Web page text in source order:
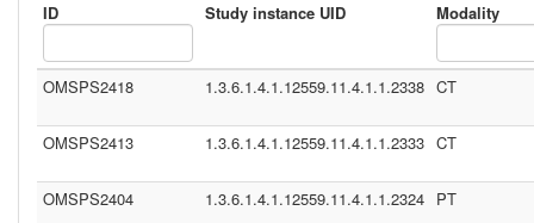
ID Study instance UID Modality
OMSPS2418 1.3.6.1.4.1.12559.11.4.1.1.2338 CT
OMSPS2413 1.3.6.1.4.1.12559.11.4.1.1.2333 CT
OMSPS2404 1.3.6.1.4.1.12559.11.4.1.1.2324 PT